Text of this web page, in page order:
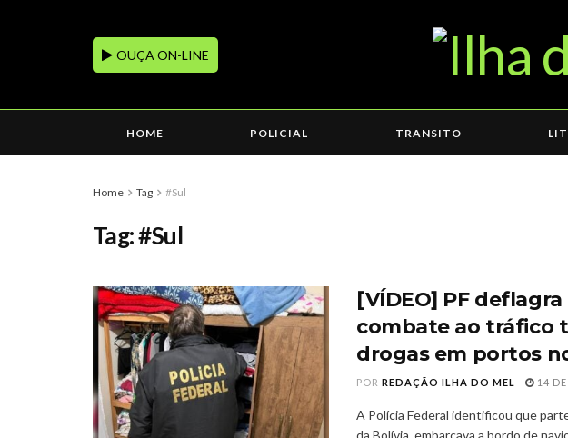
OUÇA ON-LINE
HOME POLICIAL TRANSITO
Home Tag #Sul
Tag:#Sul
[VÍDEO] PF
combate ao tráfico
drogas em portos
POR REDAÇÃO ILHA DO MEL 14
A Polícia Federal identificou que
da Bolívia, embarcava a bordo de